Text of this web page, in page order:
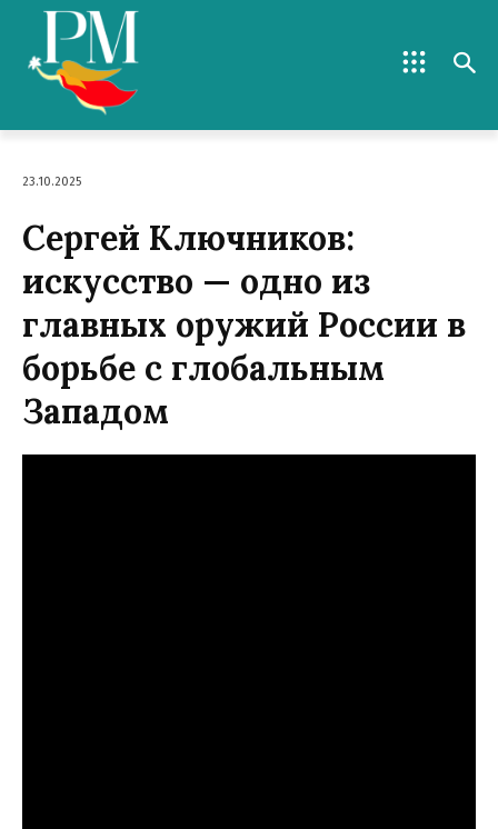
23.10.2025
Сергей Ключников:
искусство — одно из
главных оружий России в
борьбе с глобальным
Западом